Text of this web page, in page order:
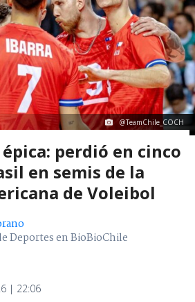
@TeamChile_COCH
perdió en cinco
en semis de la
de Voleibol
Deportes en BioBioChile
| 22:06